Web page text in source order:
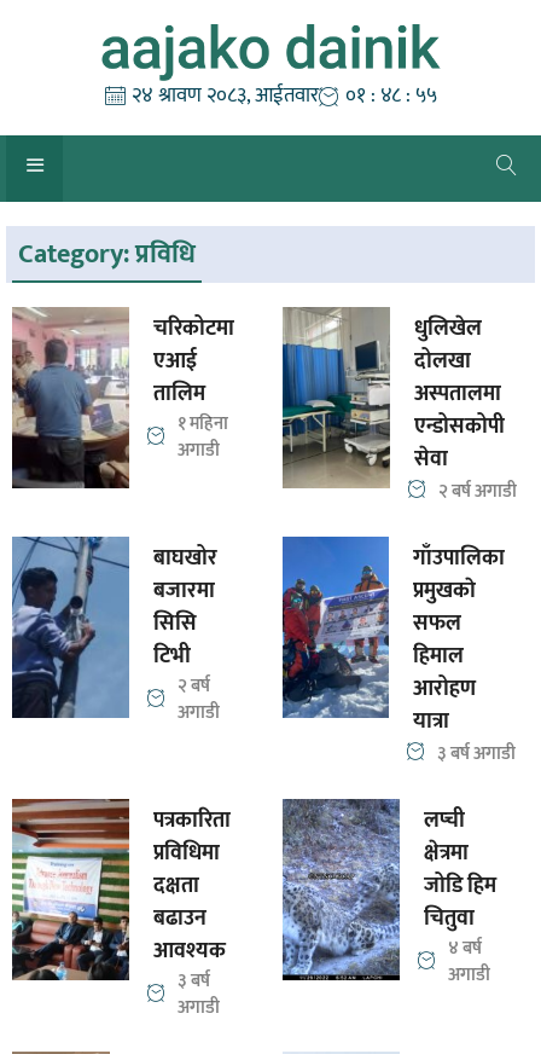
२४ श्रावण २०८३, आईतवार ०१ : ४८ : ५५
Category:प्रविधि
चरिकोटमा
एआई
तालिम
१ महिना
अगाडी
धुलिखेल
दोलखा
अस्पतालमा
एन्डोसकोपी
सेवा
२ बर्ष अगाडी
बाघखोर
बजारमा
सिसि
टिभी
२ बर्ष
अगाडी
गाँउपालिका
प्रमुखकाे
सफल
हिमाल
आरोहण
यात्रा
३ बर्ष अगाडी
पत्रकारिता
प्रविधिमा
दक्षता
बढाउन
आवश्यक
३ बर्ष
अगाडी
लप्ची
क्षेत्रमा
जोडि हिम
चितुवा
४ बर्ष
अगाडी